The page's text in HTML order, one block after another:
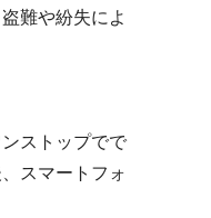
難や紛失によ
ストップでで
スマートフォ